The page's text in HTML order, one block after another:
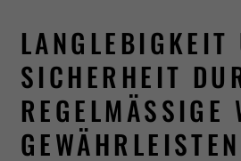
LANGLEBIGKEIT
SICHERHEIT
REGELMÄSSIGE
EWÄHRLEISTEN.